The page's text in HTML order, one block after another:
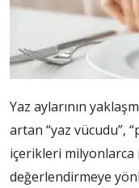
Yaz aylarının
artan “yaz vücudu”,
içerikleri
değerlendirmeye